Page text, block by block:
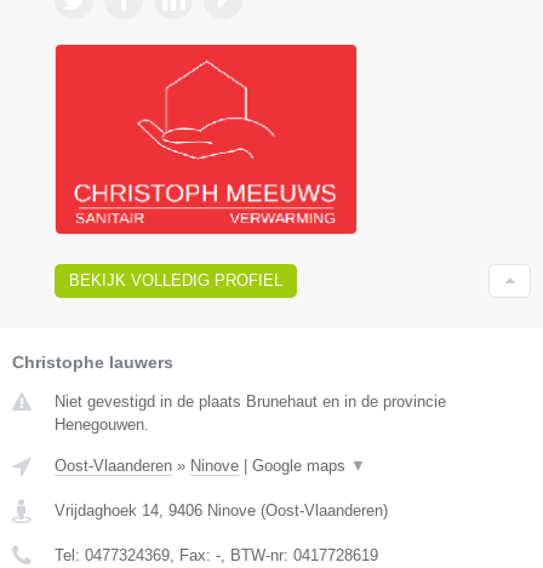
BEKIJK VOLLEDIG PROFIEL
Christophe lauwers
Niet gevestigd in de plaats Brunehaut en in de provincie
Henegouwen.
Oost-Vlaanderen » Ninove Google maps ▼
Vrijdaghoek 14, 9406 Ninove (Oost-Vlaanderen)
Tel: 0477324369, Fax: -, BTW-nr: 0417728619